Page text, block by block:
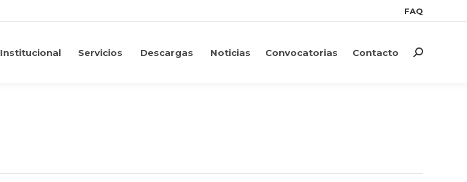
FAQ
Institucional Servicios Descargas Noticias Convocatorias Contacto Search:
FAQ